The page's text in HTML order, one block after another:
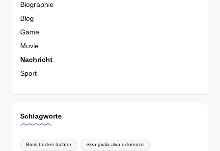
Biographie
Blog
Game
Movie
Nachricht
Sport
Schlagworte
Boris becker tochter elea giulia alva di lorenzo